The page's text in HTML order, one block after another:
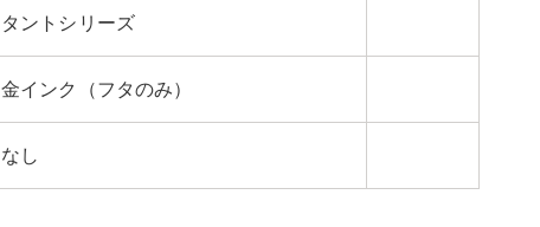
タントシリーズ
金インク（フタのみ）
なし